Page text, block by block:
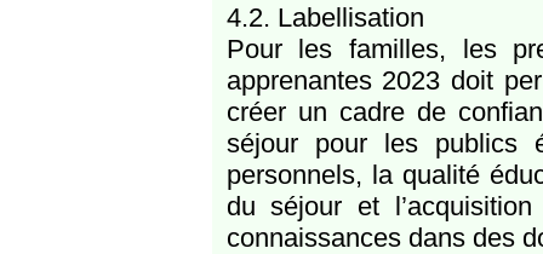
4.2. Labellisation
Pour les familles, les
apprenantes 2023 doit
créer un cadre de
séjour pour les publics
personnels, la qualité
du séjour et
connaissances dans des